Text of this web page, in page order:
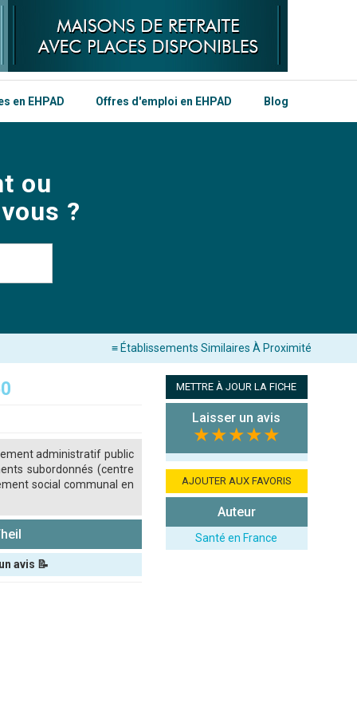
en EHPAD Offres d'emploi en EHPAD Blog
ou
?
≡ Établissements Similaires À Proximité
administratif public
subordonnés (centre
social communal en
avis 📝
METTRE À JOUR LA FICHE
Laisser un avis
★★★★★
AJOUTER AUX FAVORIS
Auteur
Santé en France